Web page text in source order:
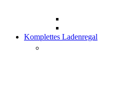
Komplettes Ladenregal